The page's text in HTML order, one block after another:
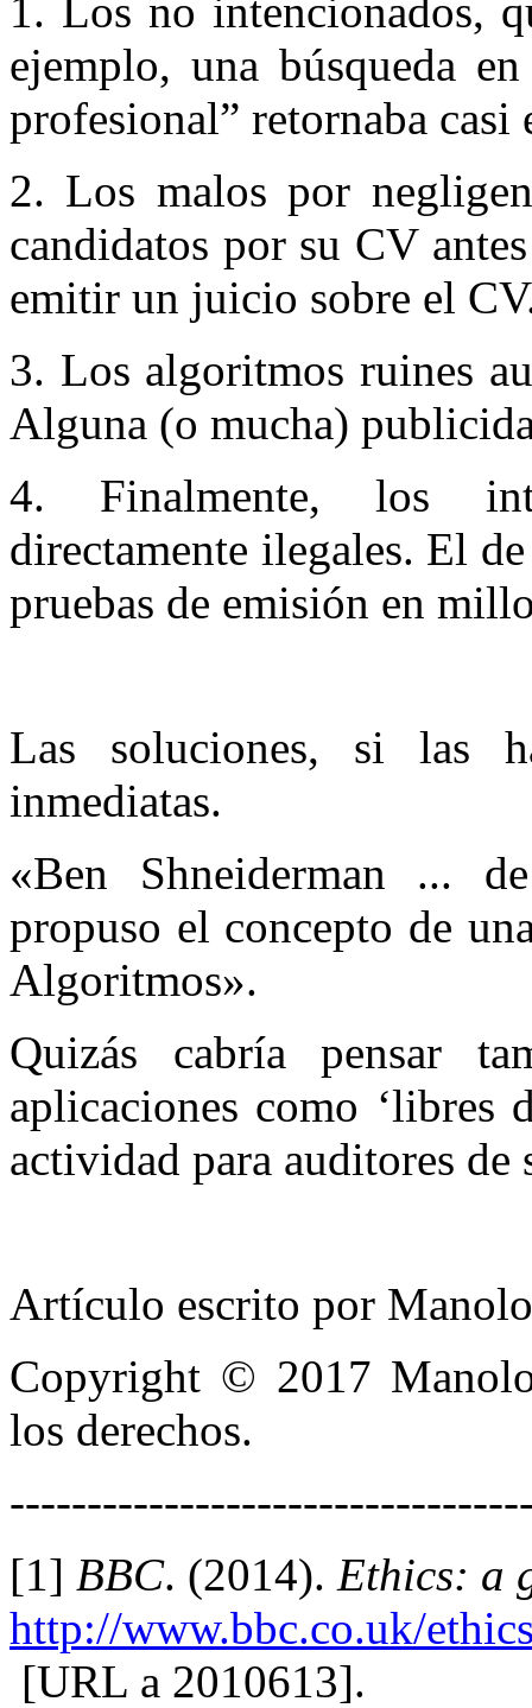
1. Los no intencionados,
ejemplo, una búsqueda
profesional” retornaba
2. Los malos por
candidatos por su CV
emitir un juicio sobre el
3. Los algoritmos ruines
Alguna (o mucha)
4. Finalmente, los
directamente ilegales. El
pruebas de emisión en
Las soluciones, si las
inmediatas.
«Ben Shneiderman ...
propuso el concepto de
Algoritmos».
Quizás cabría pensar
aplicaciones como ‘libres
actividad para auditores
Artículo escrito por
Copyright © 2017
los derechos.
[1] BBC. (2014). Ethics: a
http://www.bbc.co.uk/
[URL a 2010613].